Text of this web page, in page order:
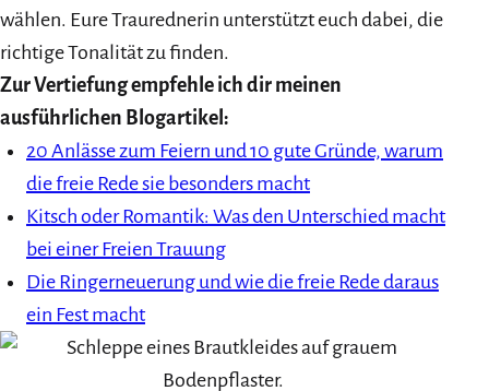
wählen. Eure Traurednerin unterstützt euch dabei, die
richtige Tonalität zu finden.
Zur Vertiefung empfehle ich dir meinen
ausführlichen Blogartikel:
20 Anlässe zum Feiern und 10 gute Gründe, warum
die freie Rede sie besonders macht
Kitsch oder Romantik: Was den Unterschied macht
bei einer Freien Trauung
Die Ringerneuerung und wie die freie Rede daraus
ein Fest macht